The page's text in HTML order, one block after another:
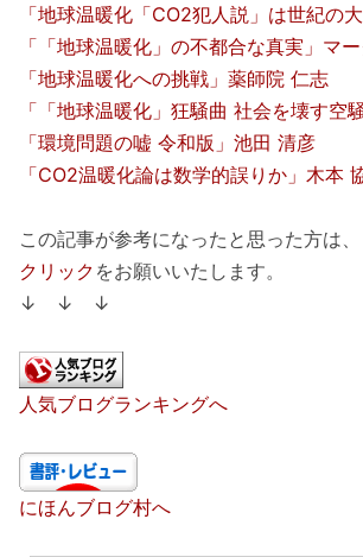
「地球温暖化「CO2犯人説」は世紀の大
「「地球温暖化」の不都合な真実」マ
「地球温暖化への挑戦」薬師院 仁志
「「地球温暖化」狂騒曲 社会を壊す空
「環境問題の嘘 令和版」池田 清彦
「CO2温暖化論は数学的誤りか」木本
この記事が参考になったと思った方は、
クリック をお願いいたします。
↓ ↓ ↓
人気ブログランキングへ
にほんブログ村へ